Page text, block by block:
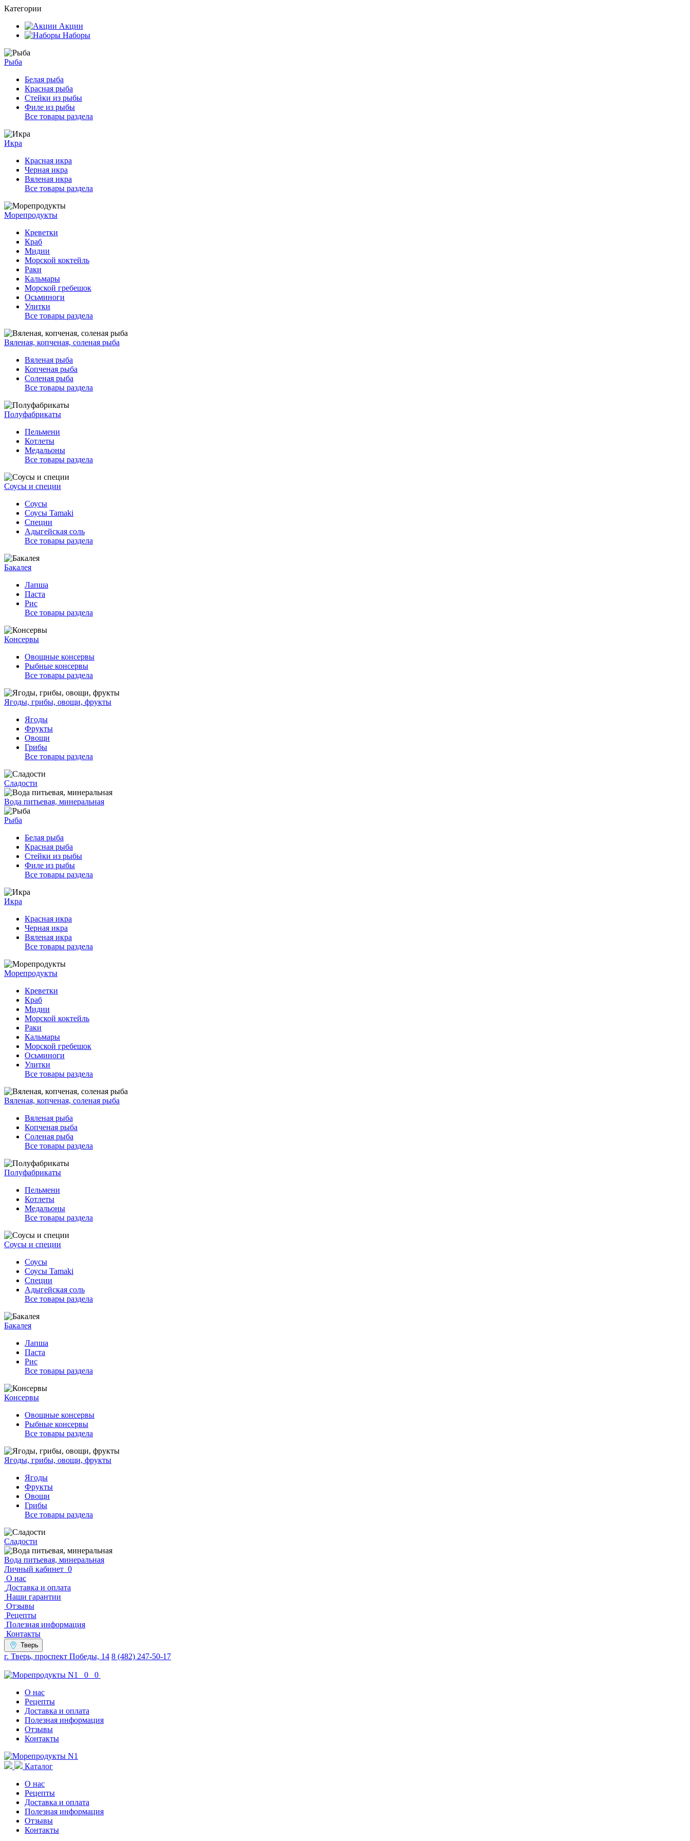
Категории
Акции
Наборы
Рыба
Белая рыба
Красная рыба
Стейки из рыбы
Филе из рыбы
Все товары раздела
Икра
Красная икра
Черная икра
Вяленая икра
Все товары раздела
Морепродукты
Креветки
Краб
Мидии
Морской коктейль
Раки
Кальмары
Морской гребешок
Осьминоги
Улитки
Все товары раздела
Вяленая, копченая, соленая рыба
Вяленая рыба
Копченая рыба
Соленая рыба
Все товары раздела
Полуфабрикаты
Пельмени
Котлеты
Медальоны
Все товары раздела
Соусы и специи
Соусы
Соусы Tamaki
Специи
Адыгейская соль
Все товары раздела
Бакалея
Лапша
Паста
Рис
Все товары раздела
Консервы
Овощные консервы
Рыбные консервы
Все товары раздела
Ягоды, грибы, овощи, фрукты
Ягоды
Фрукты
Овощи
Грибы
Все товары раздела
Сладости
Вода питьевая, минеральная
Рыба
Белая рыба
Красная рыба
Стейки из рыбы
Филе из рыбы
Все товары раздела
Икра
Красная икра
Черная икра
Вяленая икра
Все товары раздела
Морепродукты
Креветки
Краб
Мидии
Морской коктейль
Раки
Кальмары
Морской гребешок
Осьминоги
Улитки
Все товары раздела
Вяленая, копченая, соленая рыба
Вяленая рыба
Копченая рыба
Соленая рыба
Все товары раздела
Полуфабрикаты
Пельмени
Котлеты
Медальоны
Все товары раздела
Соусы и специи
Соусы
Соусы Tamaki
Специи
Адыгейская соль
Все товары раздела
Бакалея
Лапша
Паста
Рис
Все товары раздела
Консервы
Овощные консервы
Рыбные консервы
Все товары раздела
Ягоды, грибы, овощи, фрукты
Ягоды
Фрукты
Овощи
Грибы
Все товары раздела
Сладости
Вода питьевая, минеральная
Личный кабинет 0
О нас
Доставка и оплата
Наши гарантии
Отзывы
Рецепты
Полезная информация
Контакты
Тверь
г. Тверь, проспект Победы, 14 8 (482) 247-50-17
0
0
О нас
Рецепты
Доставка и оплата
Полезная информация
Отзывы
Контакты
Каталог
О нас
Рецепты
Доставка и оплата
Полезная информация
Отзывы
Контакты